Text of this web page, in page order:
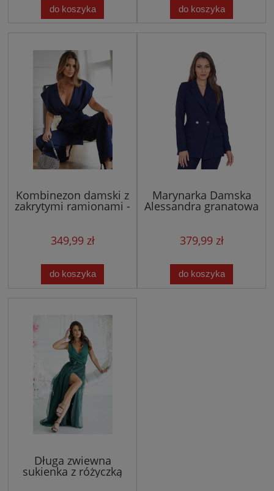
do koszyka do koszyka
Kombinezon damski z
zakrytymi ramionami -
granatowy
349,99 zł
do koszyka
Marynarka Damska
Alessandra granatowa
- ze złotymi guzikami
379,99 zł
do koszyka
Długa zwiewna
sukienka z różyczką
przy pasku - zielona